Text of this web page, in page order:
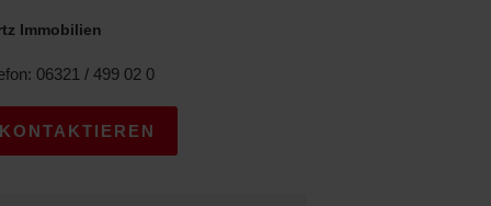
Immobilien
06321 / 499 02 0
KONTAKTIEREN